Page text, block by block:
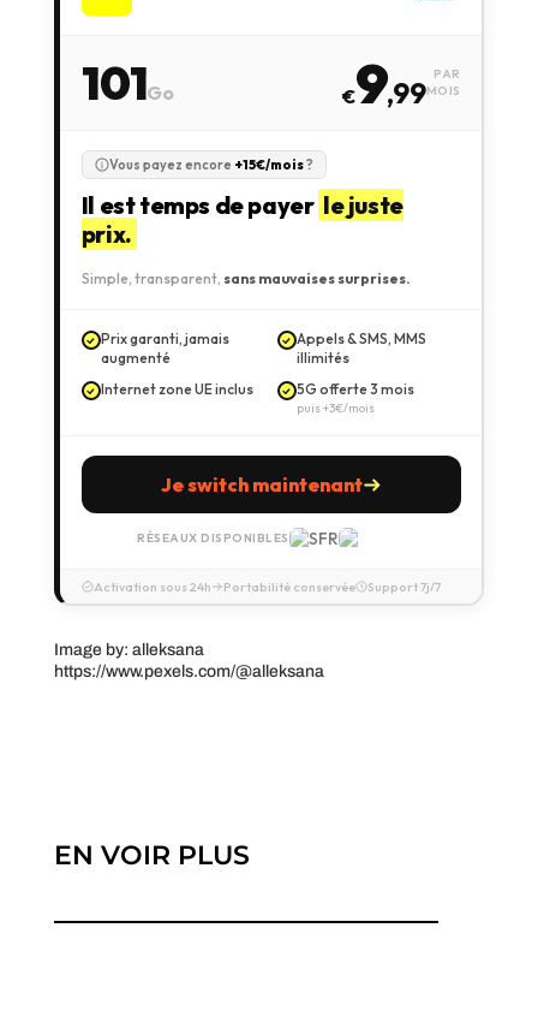
101Go €9,99
PAR
MOIS
Vous payez encore +15€/mois?
Il est temps de payer le juste
prix.
Simple, transparent, sans mauvaises surprises.
Prix garanti, jamais
augmenté
Appels & SMS, MMS
illimités
Internet zone UE inclus
5G offerte 3 mois
puis +3€/mois
Je switch maintenant
RÉSEAUX DISPONIBLES
Activation sous 24h Portabilité conservée Support 7j/7
Image by: alleksana
https://www.pexels.com/@alleksana
EN VOIR PLUS